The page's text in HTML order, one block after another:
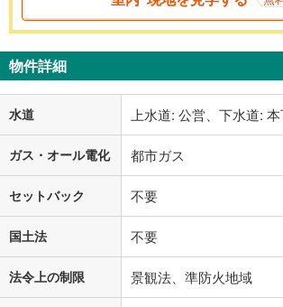
物件詳細
水道 上水道: 公営、下水道:
ガス・オール電化 都市ガス
セットバック 不要
国土法 不要
法令上の制限 景観法、準防火地域